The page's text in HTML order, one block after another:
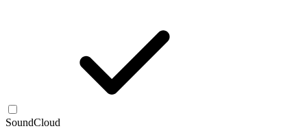
SoundCloud